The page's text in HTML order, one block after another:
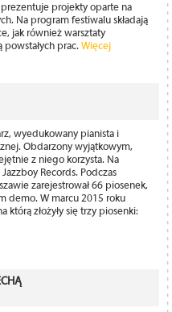
prezentuje projekty oparte na
Na program festiwalu składają
jak również warsztaty
prac. Więcej
wyedukowany pianista i
Obdarzony wyjątkowym,
z niego korzysta. Na
Records. Podczas
zarejestrował 66 piosenek,
demo. W marcu 2015 roku
którą złożyły się trzy piosenki: